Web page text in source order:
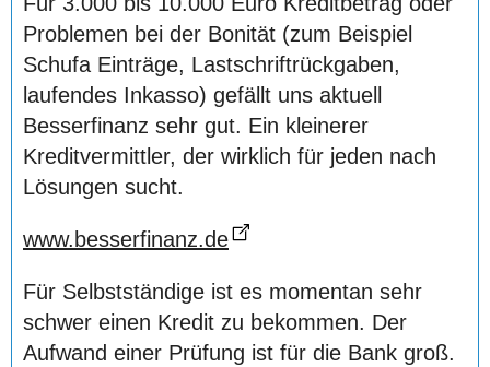
Problemen bei der Bonität (zum Beispiel
Schufa Einträge, Lastschriftrückgaben,
laufendes Inkasso) gefällt uns aktuell
Besserfinanz sehr gut. Ein kleinerer
Kreditvermittler, der wirklich für jeden nach
Lösungen sucht.
www.besserfinanz.de
Für Selbstständige ist es momentan sehr
schwer einen Kredit zu bekommen. Der
Aufwand einer Prüfung ist für die Bank groß.